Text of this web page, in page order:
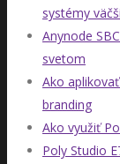
systémy
Anynode
svetom
Ako
branding
Ako využiť
Poly Studio